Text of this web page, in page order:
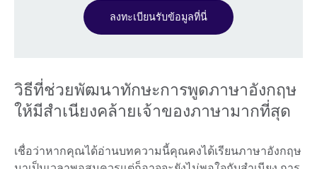
ลงทะเบียนรับข้อมูลที่นี่
วิธีที่ช่วยพัฒนาทักษะการพูดภาษาอังกฤษ
ให้มีสำเนียงคล้ายเจ้าของภาษามากที่สุด
เชื่อว่าหากคุณได้อ่านบทความนี้คุณคงได้เรียนภาษาอังกฤษ